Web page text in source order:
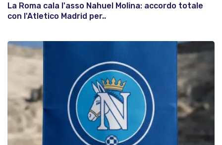
La Roma cala l'asso Nahuel Molina: accordo totale
con l'Atletico Madrid per..